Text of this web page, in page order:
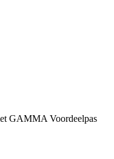
GAMMA Voordeelpas